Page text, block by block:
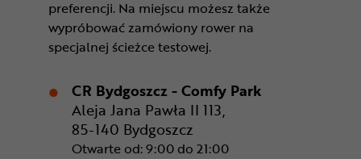
preferencji. Na miejscu możesz także
wypróbować zamówiony rower na
specjalnej ścieżce testowej.
CR Bydgoszcz - Comfy Park
Aleja Jana Pawła II 113,
85-140 Bydgoszcz
Otwarte od: 9:00 do 21:00